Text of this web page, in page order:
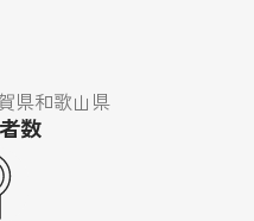
県和歌山県
数